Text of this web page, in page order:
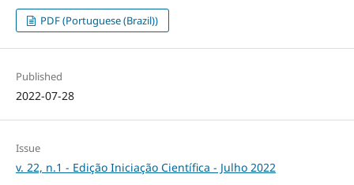
PDF (Portuguese (Brazil))
Published
2022-07-28
Issue
v. 22, n.1 - Edição Iniciação Científica - Julho 2022